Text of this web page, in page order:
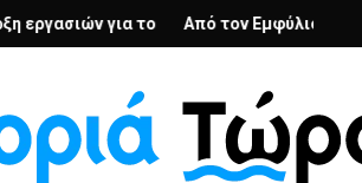
απέναντι στη λήθη
Κέντρο Ημέρας Ολικής Φροντίδας στην
Από τον Εμφύλιο στην Πόλωση: το
KIFF 51: Η